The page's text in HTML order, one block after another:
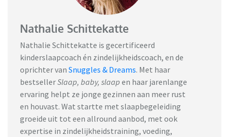
Nathalie Schittekatte
Nathalie Schittekatte is gecertificeerd
kinderslaapcoach én zindelijkheidscoach, en de
oprichter van Snuggles & Dreams. Met haar
bestsellerSlaap, baby, slaap en haar jarenlange
ervaring helpt ze jonge gezinnen aan meer rust
en houvast. Wat startte met slaapbegeleiding
groeide uit tot een allround aanbod, met ook
expertise in zindelijkheidstraining, voeding,